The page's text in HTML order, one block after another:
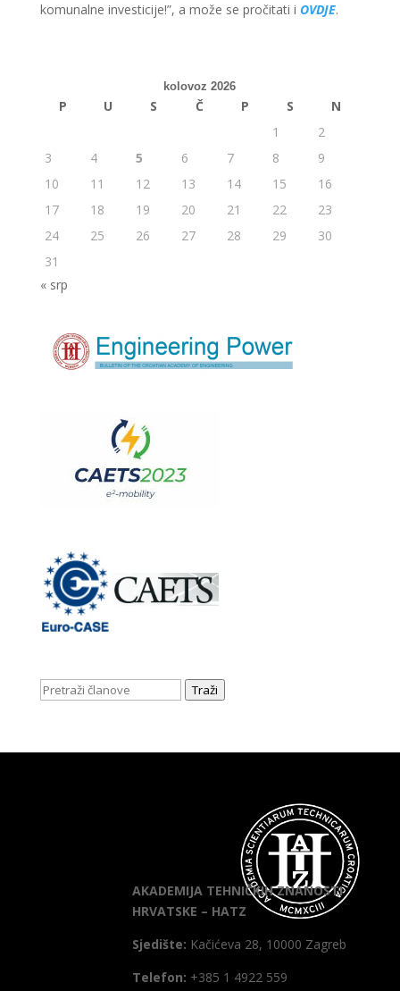
komunalne investicije!”, a može se pročitati i OVDJE.
kolovoz 2026
P U S Č P S
N
1
2
3
4 5 6 7 8
9
10
11 12 13 14 15
16
17
18 19 20 21 22
23
24
25 26 27 28 29
30
31
« srp
Traži
AKADEMIJA TEHNIČKIH ZNANOSTI
HRVATSKE – HATZ
Sjedište: Kačićeva 28, 10000 Zagreb
Telefon: +385 1 4922 559